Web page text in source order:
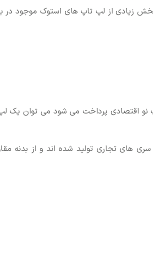
زیادی از لپ تاپ های استوک موجود در
نو اقتصادی پرداخت می شود می توان یک
های تجاری تولید شده اند و از بدنه